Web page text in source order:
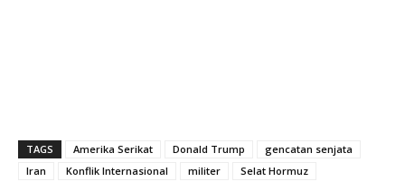
TAGS Amerika Serikat Donald Trump
gencatan senjata
Iran
Konflik Internasional militer
Selat Hormuz